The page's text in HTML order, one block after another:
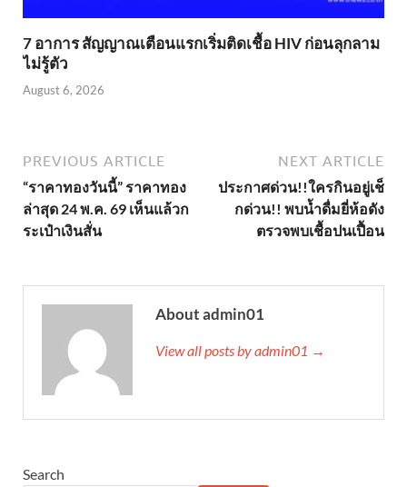
7 อาการ สัญญาณเตือนแรกเริ่มติดเชื้อ HIV ก่อนลุกลาม
ไม่รู้ตัว
August 6, 2026
PREVIOUS ARTICLE
“ราคาทองวันนี้” ราคาทอง
ล่าสุด 24 พ.ค. 69 เห็นแล้วก
ระเป๋าเงินสั่น
NEXT ARTICLE
ประกาศด่วน!!ใครกินอยู่เช็
กด่วน!! พบน้ำดื่มยี่ห้อดัง
ตรวจพบเชื้อปนเปื้อน
About admin01
View all posts by admin01 →
Search